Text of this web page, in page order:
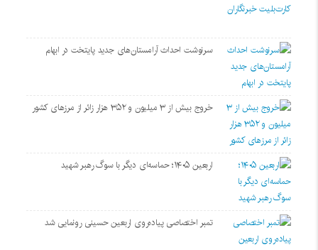
سرنوشت احداث آرامستان‌های جدید پایتخت در ابهام
خروج بیش از ۳ میلیون و ۳۵۲ هزار زائر از مرزهای کشور
اربعین ۱۴۰۵؛ حماسه‌ای دیگر با سوگ رهبر شهید
تمبر اختصاصی پیاده‌روی اربعین حسینی رونمایی شد